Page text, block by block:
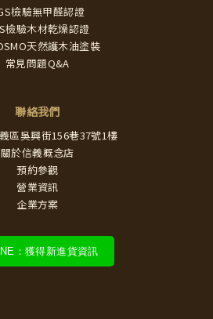
檢驗無甲醛認證
檢驗木材乾燥認證
天然護木油塗裝
常見問題Q&A
聯絡我們
區吳興街156巷37號1樓
關於信義概念店
預約參觀
營業資訊
企業方案
：獲得新進貨資訊